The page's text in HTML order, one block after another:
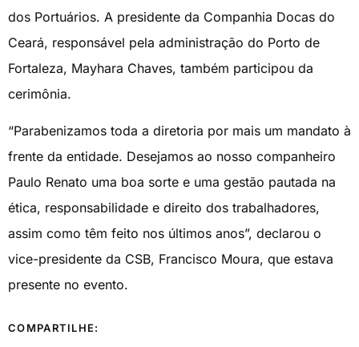
dos Portuários. A presidente da Companhia Docas do
Ceará, responsável pela administração do Porto de
Fortaleza, Mayhara Chaves, também participou da
cerimônia.
“Parabenizamos toda a diretoria por mais um mandato à
frente da entidade. Desejamos ao nosso companheiro
Paulo Renato uma boa sorte e uma gestão pautada na
ética, responsabilidade e direito dos trabalhadores,
assim como têm feito nos últimos anos”, declarou o
vice-presidente da CSB, Francisco Moura, que estava
presente no evento.
COMPARTILHE: